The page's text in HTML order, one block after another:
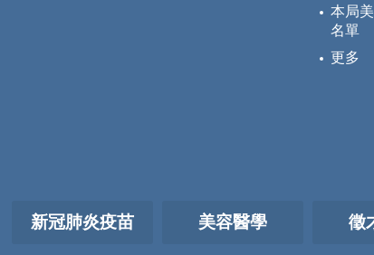
本局
名單
更多
新冠肺炎疫苗 美容醫學 徵